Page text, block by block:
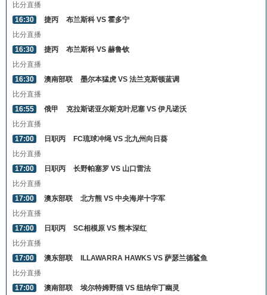
比分直播
16:30
捷丙
布兰斯科 VS 霍多宁
比分直播
16:30
捷丙
布兰斯科 VS 赫鲁钦
比分直播
16:30
澳南部联
墨尔本猛虎 VS 法兰克斯顿蓝调
比分直播
16:55
俄甲
克拉斯诺亚尔斯克叶尼塞 VS 伊凡诺沃
比分直播
17:00
日职丙
FC琉球冲绳 VS 北九州向日葵
比分直播
17:00
日职丙
长野帕塞罗 VS 山口雷法
比分直播
17:00
澳东部联
北方熊 VS 中央海岸十字军
比分直播
17:00
日职丙
SC相模原 VS 熊本深红
比分直播
17:00
澳东部联
ILLAWARRA HAWKS VS 萨瑟兰德鲨鱼
比分直播
17:00
澳南部联
埃尔特姆野猫 VS 纽纳华丁幽灵